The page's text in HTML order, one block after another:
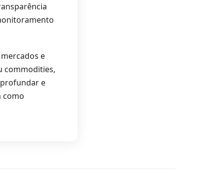
e
commodities,
e
como